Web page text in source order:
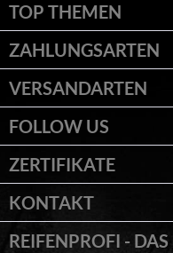
TOP THEMEN
ZAHLUNGSARTEN
VERSANDARTEN
FOLLOW US
ZERTIFIKATE
KONTAKT
REIFENPROFI -